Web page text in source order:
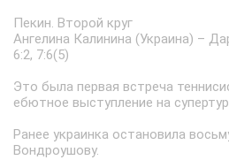
Пекин. Второй круг
Ангелина Калинина (Украина) –
6:2, 7:6(5)
Это была первая встреча
ебютное выступление на
Ранее украинка остановила
Вондроушову.